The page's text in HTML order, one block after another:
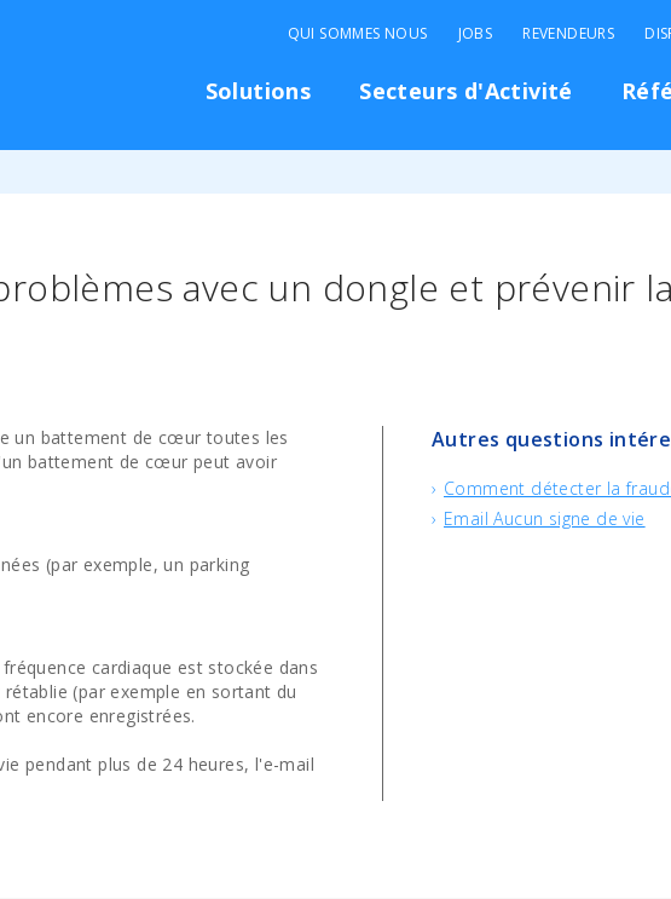
Solutions Secteurs d'Activité
QUI SOMMES NOUS JOBS REVENDEURS
avec un dongle et prévenir
un battement de cœur toutes les
battement de cœur peut avoir
(par exemple, un parking
cardiaque est stockée dans
(par exemple en sortant du
encore enregistrées.
pendant plus de 24 heures, l'e-mail
Autres questions
Comment détecter la
Email Aucun signe de vie